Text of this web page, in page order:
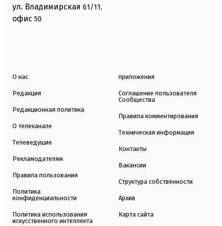
ул. Владимирская 61/11,
офис 50
О нас
Редакция
Редакционная политика
О телеканале
Телеведущие
Рекламодателям
Правила пользования
Политика
конфиденциальности
Политика использования
искусственного интеллекта
приложения
Соглашение пользователя
Сообщества
Правила комментирования
Техническая информация
Контакты
Вакансии
Структура собственности
Архив
Карта сайта